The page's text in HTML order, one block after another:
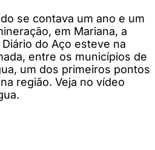
se contava um ano e um
em Mariana, a
do Aço esteve na
entre os municípios de
um dos primeiros pontos
região. Veja no vídeo